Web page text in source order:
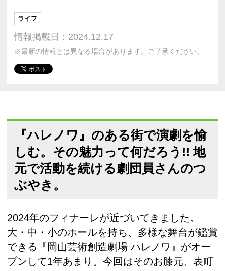
ライフ
情報掲載日：2024.12.17
※最新の情報とは異なる場合があります。ご了承ください。
『ハレノワ』のある街で演劇を愉
しむ。その魅力って何だろう!! 地
元で活動を続ける劇団員さんのつ
ぶやき。
2024年のフィナーレが近づいてきました。
大・中・小のホールを持ち、多様な舞台が鑑賞
できる『岡山芸術創造劇場 ハレノワ』がオー
プンして1年あまり。今回はそのお膝元、表町